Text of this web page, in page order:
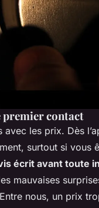
premier contact
les prix. Dès
surtout si vous
écrit avant toute
mauvaises
nous, un prix